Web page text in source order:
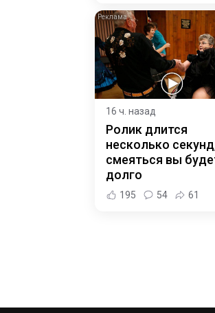
16 ч. назад
Ролик длится
несколько
смеяться вы
долго
195 54 61